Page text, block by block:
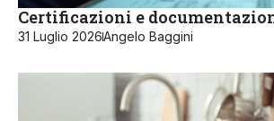
Certificazioni e
31 Luglio 2026Angelo Baggini